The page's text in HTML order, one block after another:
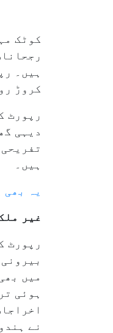
کوٹک
کروڑ
رپورٹ
دیہی
ہیں۔
یہ بھی پڑھئے: ۲۰۲۶ء میں عالمی الیکٹرک کار
غیر
نے